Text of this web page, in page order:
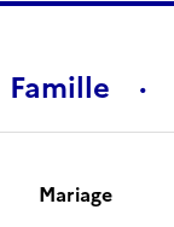
Famille
Mariage